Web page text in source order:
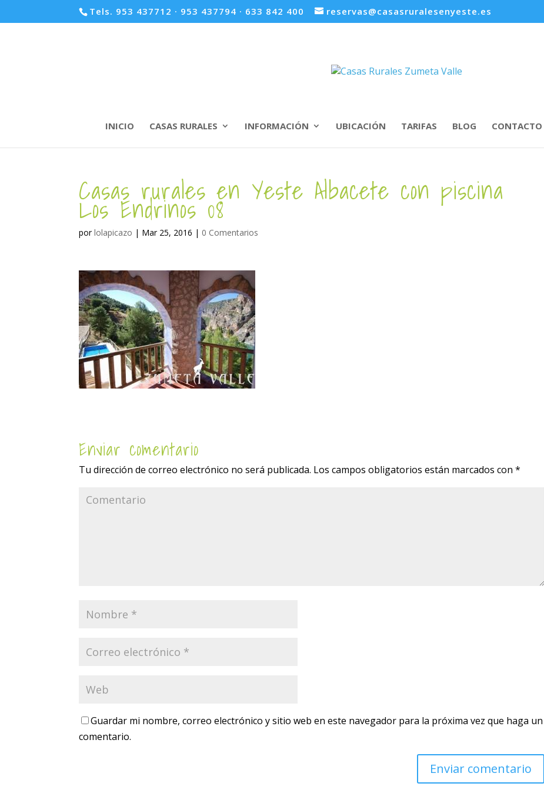
Tels. 953 437712 · 953 437794 · 633 842 400 reservas@casasruralesenyeste.es
INICIO CASAS RURALES INFORMACIÓN UBICACIÓN TARIFAS BLOG CONTACTO
Casas rurales en Yeste Albacete con piscina
Los Endrinos 08
porlolapicazo | Mar 25, 2016 | 0 Comentarios
Enviar comentario
Tu dirección de correo electrónico no será publicada. Los campos obligatorios están marcados con*
Guardar mi nombre, correo electrónico y sitio web en este navegador para la próxima vez que haga un
comentario.